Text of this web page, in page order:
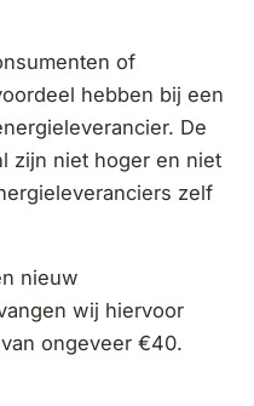
of
hebben bij een
De
zijn niet hoger en niet
zelf
nieuw
wij hiervoor
ongeveer €40.